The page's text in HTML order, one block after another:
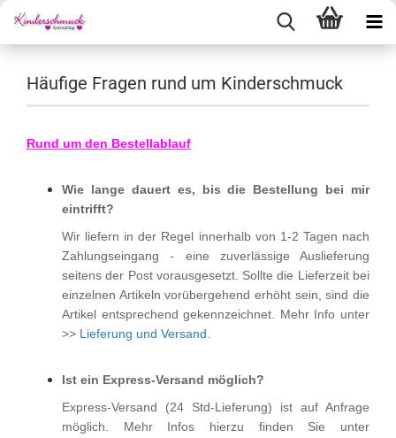
Häufige Fragen rund um Kinderschmuck
Rund um den Bestellablauf
Wie lange dauert es, bis die Bestellung bei mir
eintrifft?
Wir liefern in der Regel innerhalb von 1-2 Tagen nach
Zahlungseingang - eine zuverlässige Auslieferung
seitens der Post vorausgesetzt. Sollte die Lieferzeit bei
einzelnen Artikeln vorübergehend erhöht sein, sind die
Artikel entsprechend gekennzeichnet. Mehr Info unter
>> Lieferung und Versand
Ist ein Express-Versand möglich?
Express-Versand (24 Std-Lieferung) ist auf Anfrage
möglich. Mehr Infos hierzu finden Sie unter